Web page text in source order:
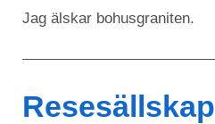
Jag älskar bohusgraniten.
Resesällskap